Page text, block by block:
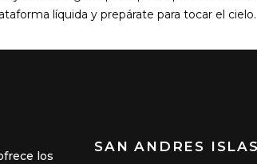
líquida y prepárate para tocar el cielo.
los
SAN ANDRES ISLAS